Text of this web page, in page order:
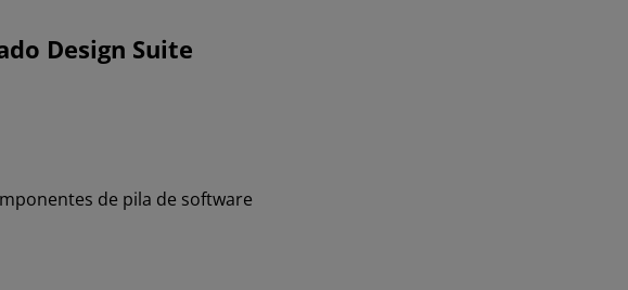
Design Suite
de pila de software